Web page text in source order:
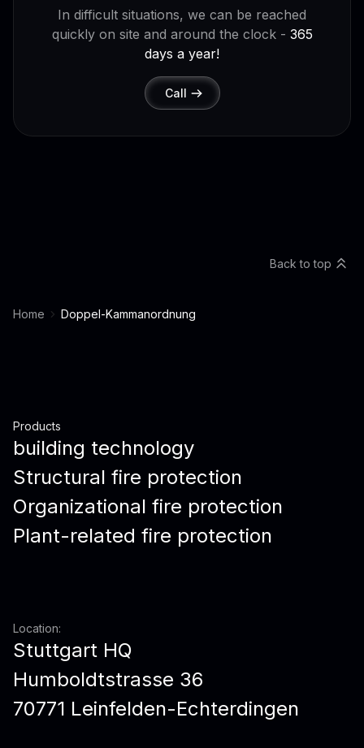
In difficult situations, we can be reached
quickly on site and around the clock - 365
days a year!
Call
Home Doppel-Kammanordnung
Back to top
Products
building technology
Structural fire protection
Organizational fire protection
Plant-related fire protection
Location:
Stuttgart HQ
Humboldtstrasse 36
70771 Leinfelden-Echterdingen